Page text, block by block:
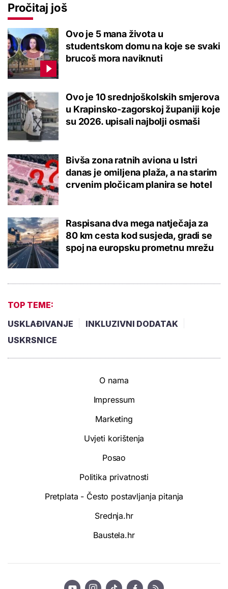
Pročitaj još
Ovo je 5 mana života u
studentskom domu na koje se svaki
brucoš mora naviknuti
Ovo je 10 srednjoškolskih smjerova
u Krapinsko-zagorskoj županiji koje
su 2026. upisali najbolji osmaši
Bivša zona ratnih aviona u Istri
danas je omiljena plaža, a na starim
crvenim pločicam planira se hotel
Raspisana dva mega natječaja za
80 km cesta kod susjeda, gradi se
spoj na europsku prometnu mrežu
TOP TEME:
USKLAĐIVANJE
INKLUZIVNI DODATAK
USKRSNICE
O nama
Impressum
Marketing
Uvjeti korištenja
Posao
Politika privatnosti
Pretplata - Često postavljanja pitanja
Srednja.hr
Baustela.hr